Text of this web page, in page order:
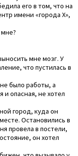
его в том, что на
имени «города Х»,
мне мозг. У
что пустилась в
было работы, а
и опасная, не хотел
город, куда он
Остановились в
провела в постели,
он хотел